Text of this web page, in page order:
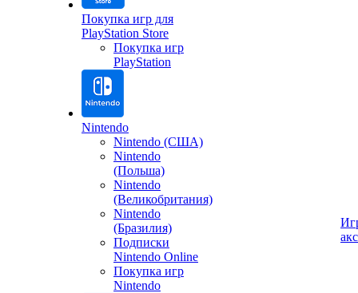
Покупка игр для
PlayStation Store
Покупка игр
PlayStation
Nintendo
Nintendo (США)
Nintendo
(Польша)
Nintendo
(Великобритания)
Nintendo
(Бразилия)
Подписки
Nintendo Online
Покупка игр
Nintendo